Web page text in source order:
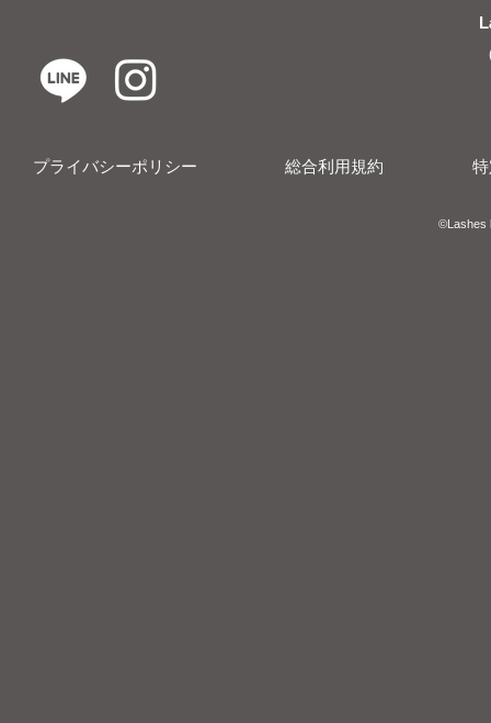
プライバシーポリシー 総合利用規約
​​©︎Lashes